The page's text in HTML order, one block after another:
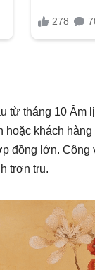
từ tháng 10 Âm
hoặc khách
đồng lớn.
trơn tru.